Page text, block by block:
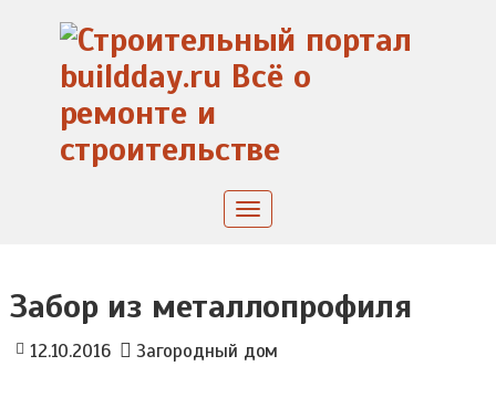
content
Toggle
Забор из металлопрофиля
12.10.2016 Загородный дом